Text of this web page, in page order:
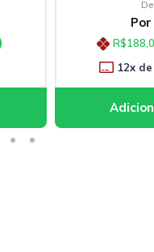
De
Por
12x de